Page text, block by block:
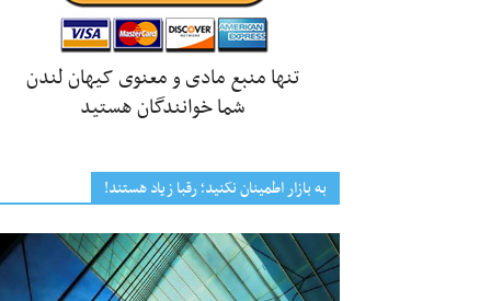
تنها منبع مادی و معنوی کیهان لندن
شما خوانندگان هستید
به بازار اطمینان نکنید؛ رقبا زیاد هستند!